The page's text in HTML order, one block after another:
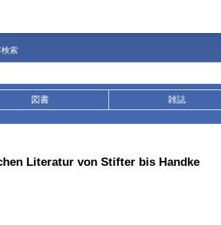
索
図書 雑誌
Literatur von Stifter bis Handke